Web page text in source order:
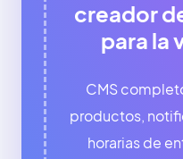
creador
para la
CMS
productos,
horarias de